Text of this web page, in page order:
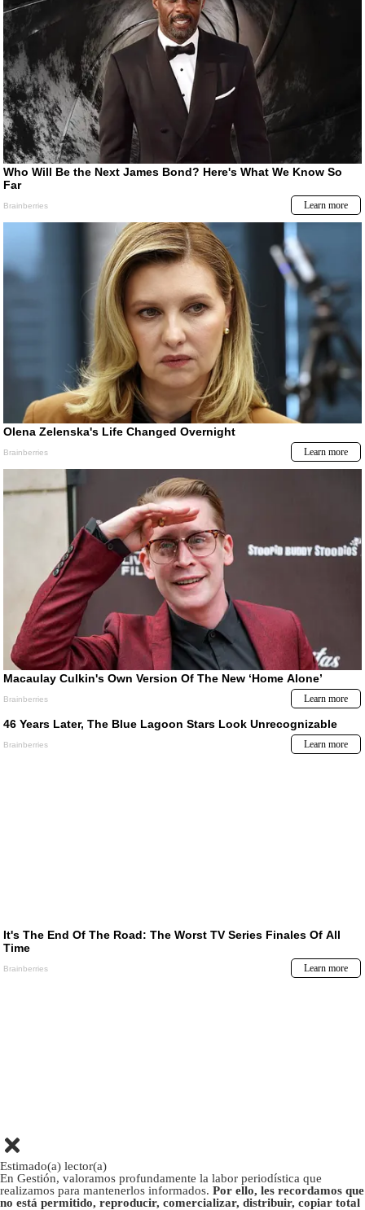
Estimado(a) lector(a)
En Gestión, valoramos profundamente la labor periodística que
realizamos para mantenerlos informados. Por ello, les recordamos que
no está permitido, reproducir, comercializar, distribuir, copiar total